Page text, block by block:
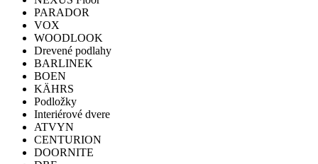
PARADOR
VOX
WOODLOOK
Drevené podlahy
BARLINEK
BOEN
KÄHRS
Podložky
Interiérové dvere
ATVYN
CENTURION
DOORNITE